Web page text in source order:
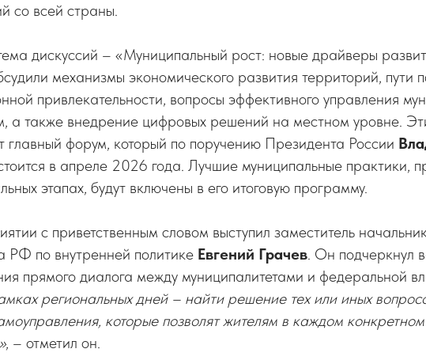
со всей страны.
дискуссий – «Муниципальный рост: новые драйверы
механизмы экономического развития территорий, пути
привлекательности, вопросы эффективного управления
а также внедрение цифровых решений на местном уровне.
главный форум, который по поручению Президента России
в апреле 2026 года. Лучшие муниципальные практики,
этапах, будут включены в его итоговую программу.
с приветственным словом выступил заместитель
РФ по внутренней политике Евгений Грачев. Он подчеркнул
прямого диалога между муниципалитетами и федеральной
региональных дней – найти решение тех или иных
которые позволят жителям в каждом
, – отметил он.